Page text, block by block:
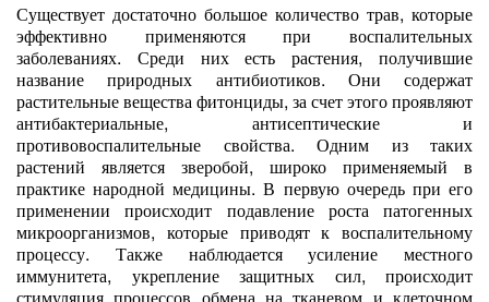
Существует достаточно большое количество трав, которые
эффективно применяются при воспалительных
заболеваниях. Среди них есть растения, получившие
название природных антибиотиков. Они содержат
растительные вещества фитонциды, за счет этого проявляют
антибактериальные, антисептические и
противовоспалительные свойства. Одним из таких
растений является зверобой, широко применяемый в
практике народной медицины. В первую очередь при его
применении происходит подавление роста патогенных
микроорганизмов, которые приводят к воспалительному
процессу. Также наблюдается усиление местного
иммунитета, укрепление защитных сил, происходит